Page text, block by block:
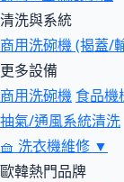
清洗與系統
商用洗碗機 (揭蓋/
更多設備
商用洗碗機 食品機
抽氣/通風系統清洗
🧺 洗衣機維修 ▼
歐韓熱門品牌